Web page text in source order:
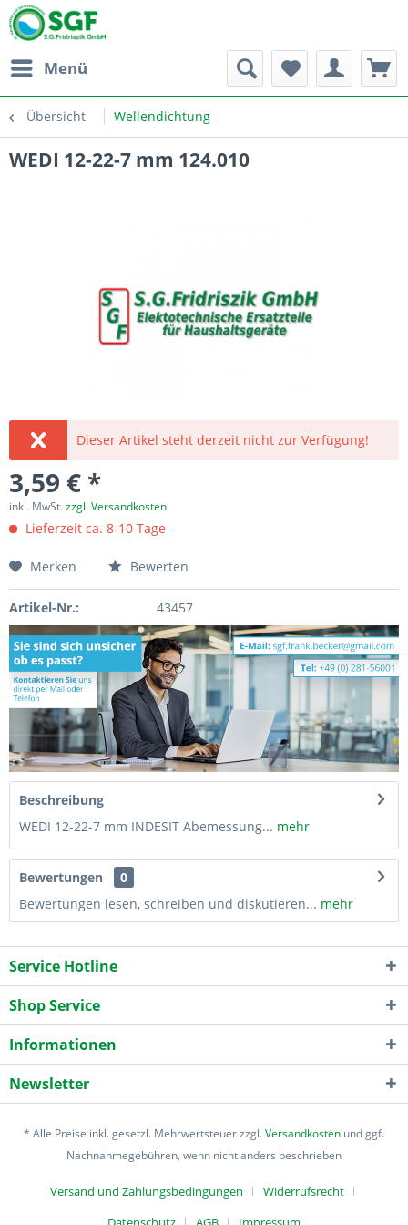
Menü
Übersicht Wellendichtung
WEDI 12-22-7 mm 124.010
Dieser Artikel steht derzeit nicht zur Verfügung!
3,59 € *
inkl. MwSt.zzgl. Versandkosten
Lieferzeit ca. 8-10 Tage
Merken Bewerten
Artikel-Nr.: 43457
Beschreibung
WEDI 12-22-7 mm INDESIT Abemessung... mehr
Bewertungen
0
Bewertungen lesen, schreiben und diskutieren... mehr
Service Hotline
Shop Service
Informationen
Newsletter
* Alle Preise inkl. gesetzl. Mehrwertsteuer zzgl.Versandkosten und ggf.
Nachnahmegebühren, wenn nicht anders beschrieben
Versand und Zahlungsbedingungen
Widerrufsrecht